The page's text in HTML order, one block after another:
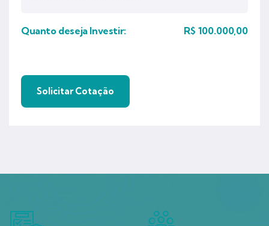
Quanto deseja Investir: R$ 100.000,00